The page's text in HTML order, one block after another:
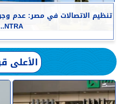
NTRA...
الأعلى